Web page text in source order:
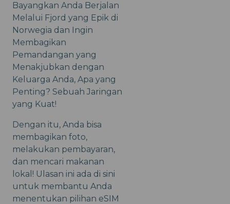
Bayangkan Anda Berjalan
Melalui Fjord yang Epik di
Norwegia dan Ingin
Membagikan
Pemandangan yang
Menakjubkan dengan
Keluarga Anda, Apa yang
Penting? Sebuah Jaringan
yang Kuat!
Dengan itu, Anda bisa
membagikan foto,
melakukan pembayaran,
dan mencari makanan
lokal! Ulasan ini ada di sini
untuk membantu Anda
menentukan pilihan eSIM